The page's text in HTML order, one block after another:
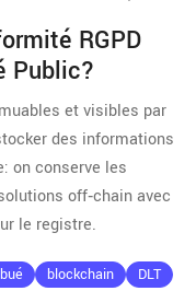
RGPD
Public?
et visibles par
des informations
on conserve les
off‑chain avec
le registre.
blockchain
DLT